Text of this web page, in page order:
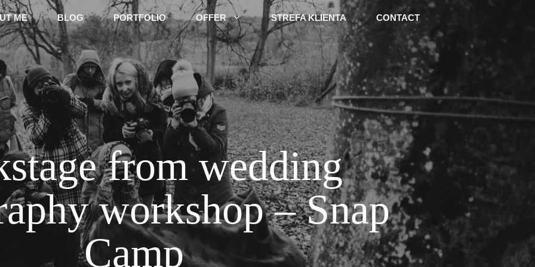
ME BLOG PORTFOLIO OFFER STREFA KLIENTA CONTACT
from wedding
workshop – Snap
Camp